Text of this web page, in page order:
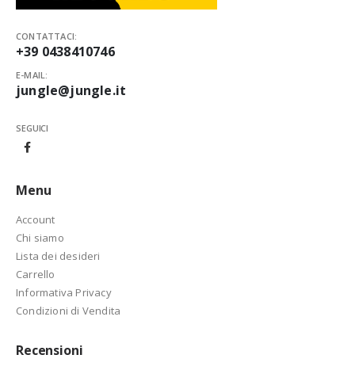
CONTATTACI:
+39 0438410746
E-MAIL:
jungle@jungle.it
SEGUICI
Menu
Account
Chi siamo
Lista dei desideri
Carrello
Informativa Privacy
Condizioni di Vendita
Recensioni